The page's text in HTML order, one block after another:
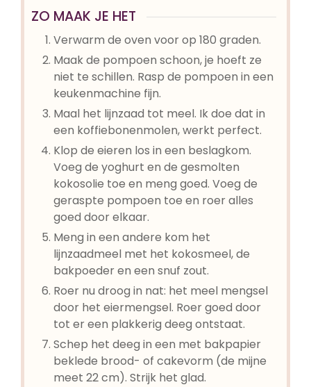
ZO MAAK JE HET
Verwarm de oven voor op 180 graden.
Maak de pompoen schoon, je hoeft ze
niet te schillen. Rasp de pompoen in een
keukenmachine fijn.
Maal het lijnzaad tot meel. Ik doe dat in
een koffiebonenmolen, werkt perfect.
Klop de eieren los in een beslagkom.
Voeg de yoghurt en de gesmolten
kokosolie toe en meng goed. Voeg de
geraspte pompoen toe en roer alles
goed door elkaar.
Meng in een andere kom het
lijnzaadmeel met het kokosmeel, de
bakpoeder en een snuf zout.
Roer nu droog in nat: het meel mengsel
door het eiermengsel. Roer goed door
tot er een plakkerig deeg ontstaat.
Schep het deeg in een met bakpapier
beklede brood- of cakevorm (de mijne
meet 22 cm). Strijk het glad.